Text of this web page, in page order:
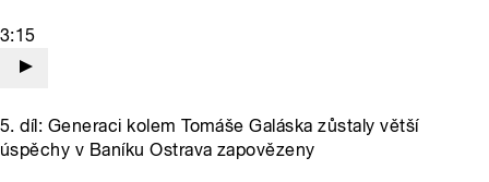
3:15
5. díl: Generaci kolem Tomáše Galáska zůstaly větší
úspěchy v Baníku Ostrava zapovězeny